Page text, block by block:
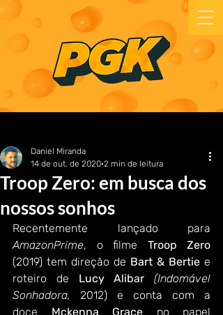
Troop Zero: em busca dos
nossos sonhos
Daniel Miranda
14 de out. de 2020 2 min de leitura
AmazonPrime, o filme Troop Zero
(2019) tem direção de Bart & Bertie e
roteiro de Lucy Alibar
(Indomável
Sonhadora,
2012) e conta com a
doce Mckenna Grace no papel